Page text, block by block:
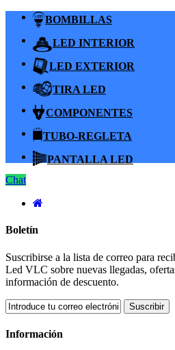
BOMBILLAS
LED INTERIOR
LED EXTERIOR
TIRA LED
COMPONENTES
TUBO-REGLETA
PANTALLA LED
Chat
Boletín
Suscribirse a la lista de correo para
Led VLC sobre nuevas llegadas,
información de descuento.
Suscribir
Información